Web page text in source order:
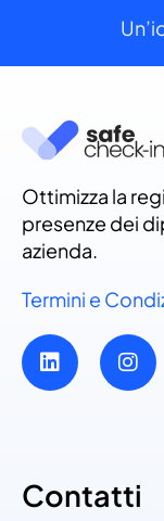
Ottimizza la
presenze dei
azienda.
Termini e
Contatti